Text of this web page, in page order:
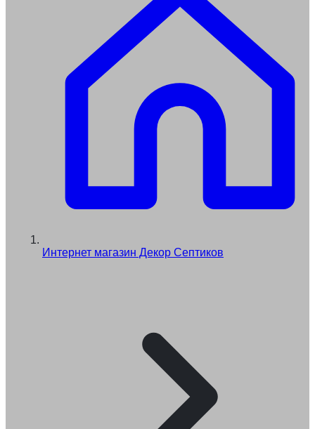
Интернет магазин Декор Септиков